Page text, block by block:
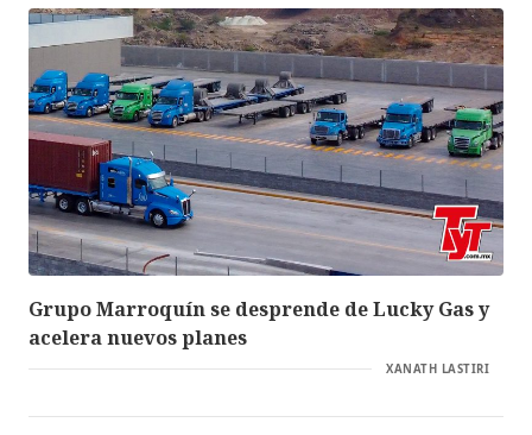
Grupo Marroquín se desprende de Lucky Gas y
acelera nuevos planes
XANATH LASTIRI